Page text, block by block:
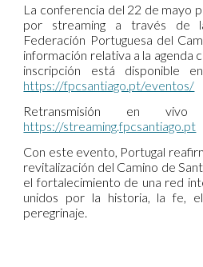
La conferencia del 22 de mayo
por streaming a través de
Federación Portuguesa del
información relativa a la agenda
inscripción está disponible
https://fpcsantiago.pt/eventos/
Retransmisión en
https://streaming.fpcsantiago.pt
Con este evento, Portugal
revitalización del Camino de
el fortalecimiento de una red
unidos por la historia, la fe,
peregrinaje.